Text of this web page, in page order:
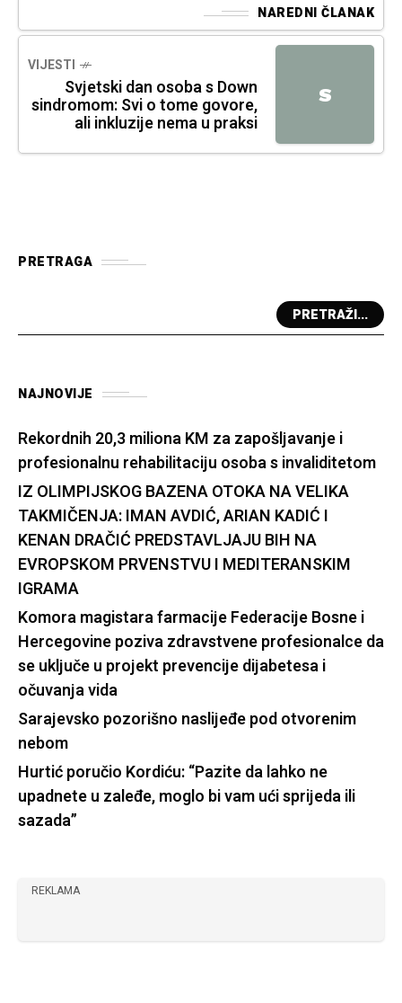
NAREDNI ČLANAK
S
VIJESTI
Svjetski dan osoba s Down
sindromom: Svi o tome govore,
ali inkluzije nema u praksi
PRETRAGA
PRETRAŽI...
NAJNOVIJE
Rekordnih 20,3 miliona KM za zapošljavanje i
profesionalnu rehabilitaciju osoba s invaliditetom
IZ OLIMPIJSKOG BAZENA OTOKA NA VELIKA
TAKMIČENJA: IMAN AVDIĆ, ARIAN KADIĆ I
KENAN DRAČIĆ PREDSTAVLJAJU BIH NA
EVROPSKOM PRVENSTVU I MEDITERANSKIM
IGRAMA
Komora magistara farmacije Federacije Bosne i
Hercegovine poziva zdravstvene profesionalce da
se uključe u projekt prevencije dijabetesa i
očuvanja vida
Sarajevsko pozorišno naslijeđe pod otvorenim
nebom
Hurtić poručio Kordiću: “Pazite da lahko ne
upadnete u zaleđe, moglo bi vam ući sprijeda ili
sazada”
REKLAMA